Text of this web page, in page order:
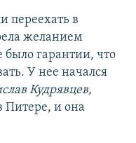
переехать в
желанием
было гарантии, что
У нее начался
Кудрявцев,
и она